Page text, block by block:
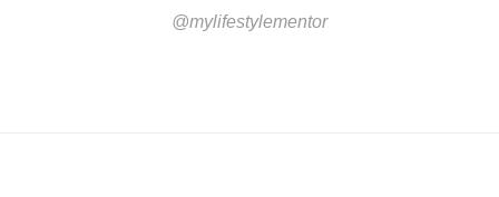
@mylifestylementor